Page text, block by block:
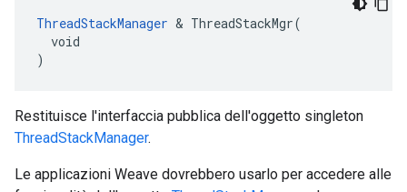
ThreadStackManager & ThreadStackMgr(
  void
)
Restituisce l'interfaccia pubblica dell'oggetto singleton
ThreadStackManager.
Le applicazioni Weave dovrebbero usarlo per accedere alle